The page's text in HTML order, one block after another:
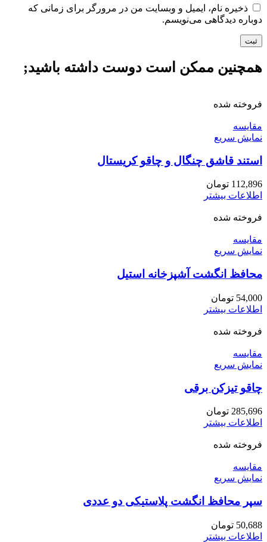
ذخیره نام، ایمیل و وبسایت من در مرورگر برای زمانی که
دوباره دیدگاهی می‌نویسم.
همچنین ممکن است دوست داشته باشید;
فروخته شده
مقايسه
نمایش سریع
استند قاشق چنگال و چاقو کریستال
112,896 تومان
اطلاعات بیشتر
فروخته شده
مقايسه
نمایش سریع
محافظ انگشت آشپزخانه استیل
54,000 تومان
اطلاعات بیشتر
فروخته شده
مقايسه
نمایش سریع
چاقو تیزکن برقی
285,696 تومان
اطلاعات بیشتر
فروخته شده
مقايسه
نمایش سریع
سپر محافظ انگشت پلاستیکی دو عددی
50,688 تومان
اطلاعات بیشتر